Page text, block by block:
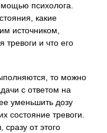
психолога.
какие
источником,
тревоги и что его
то можно
с ответом на
уменьшить дозу
состояние тревоги.
сразу от этого